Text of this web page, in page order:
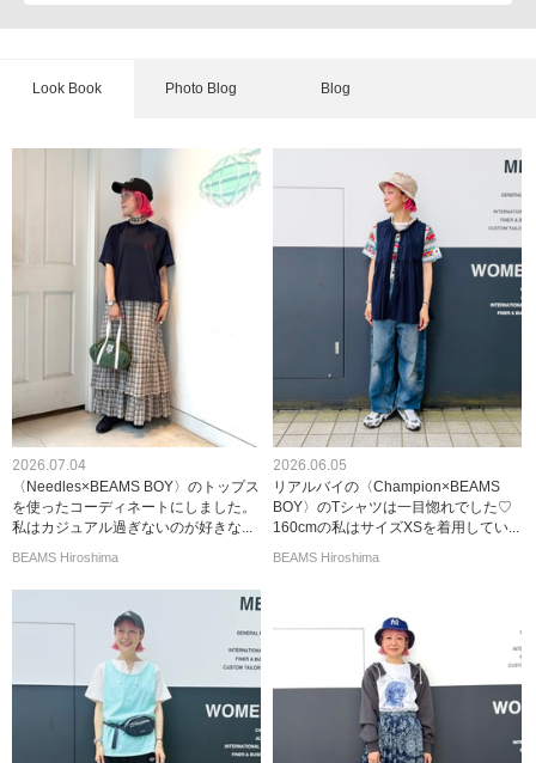
Look Book Photo Blog Blog
2026.07.04
〈Needles×BEAMS BOY〉のトップス
を使ったコーディネートにしました。
私はカジュアル過ぎないのが好きな...
BEAMS Hiroshima
2026.06.05
リアルバイの〈Champion×BEAMS
BOY〉のTシャツは一目惚れでした♡
160cmの私はサイズXSを着用してい...
BEAMS Hiroshima